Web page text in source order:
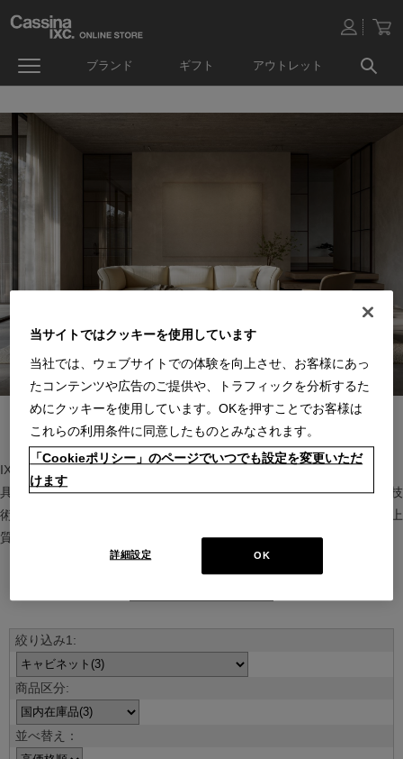
ブランド ギフト アウトレット
IXC（イクスシー）は、”Emotional Minimalism”を掲げるグローバル家
具ブランド。ヨーロッパの家具文化と日本の美意識を融合し、素材や技
術を活かした持続可能で洗練されたインテリアを提案。長く愛される上
質な暮らしを届けます。
並べ替え：
当サイトではクッキーを使用しています
当社では、ウェブサイトでの体験を向上させ、お客様にあっ
たコンテンツや広告のご提供や、トラフィックを分析するた
めにクッキーを使用しています。OKを押すことでお客様は
これらの利用条件に同意したものとみなされます。
「Cookieポリシー」のページでいつでも設定を変更いただ
けます
OK
詳細設定